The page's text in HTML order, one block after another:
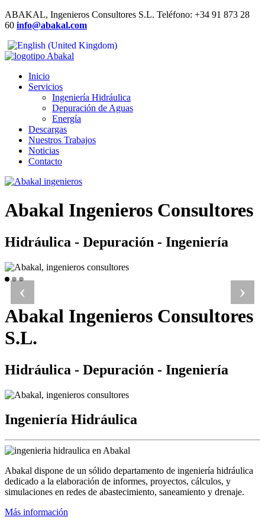
ABAKAL, Ingenieros Consultores S.L. Teléfono: +34 91 873 28
60 info@abakal.com
Inicio
Servicios
Ingeniería Hidráulica
Depuración de Aguas
Energía
Descargas
Nuestros Trabajos
Noticias
Contacto
Abakal Ingenieros Consultores
Hidráulica - Depuración - Ingeniería
Hidráulica - Depuración - Ingeniería
Hidráulica - Depuración - Ingeniería
Hidráulica - Depuración - Ingeniería
›
‹
Abakal Ingenieros Consultores
S.L.
Hidráulica - Depuración - Ingeniería
Ingeniería Hidráulica
Abakal dispone de un sólido departamento de ingeniería hidráulica
dedicado a la elaboración de informes, proyectos, cálculos, y
simulaciones en redes de abastecimiento, saneamiento y drenaje.
Más información